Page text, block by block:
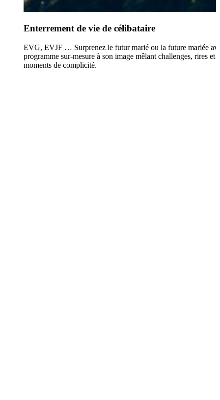
Enterrement de vie de célibataire
EVG, EVJF … Surprenez le futur marié ou la future mariée
programme sur-mesure à son image mêlant challenges, rires et
moments de complicité.